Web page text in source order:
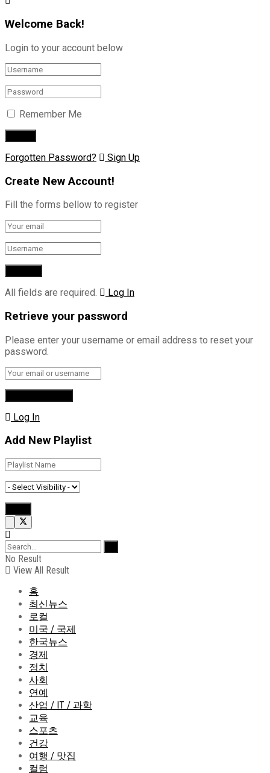
Welcome Back!
Login to your account below
Remember Me
Forgotten Password? Sign Up
Create New Account!
Fill the forms bellow to register
All fields are required. Log In
Retrieve your password
Please enter your username or email address to reset your
password.
Log In
Add New Playlist
No Result
View All Result
홈
최신뉴스
로컬
미국 / 국제
한국뉴스
경제
정치
사회
연예
산업 / IT / 과학
교육
스포츠
건강
여행 / 맛집
컬럼